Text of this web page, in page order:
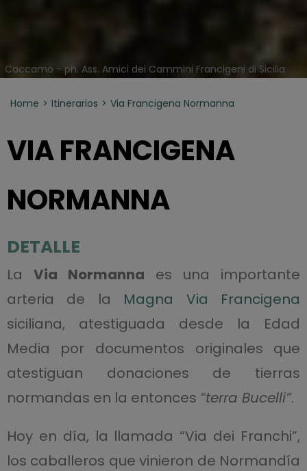
Caccamo - ph. Ass. Amici dei Cammini Francigeni di Sicilia
Home Itinerarios Via Francigena Normanna
VIA FRANCIGENA
NORMANNA
DETALLE
La Via Normanna es una importante
arteria de la Magna Via Francigena
siciliana, atestiguada desde la Edad
Media por documentos originales que
atestiguan donaciones de tierras
normandas en la entonces “terra Bucelli”.
Hoy en día, la llamada “Via dei Franchi”,
los caballeros que vinieron de Normandía